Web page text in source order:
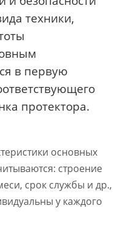
техники,
в первую
протектора.
основных
строение
срок службы и др.,
у каждого